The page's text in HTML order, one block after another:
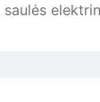
saulės